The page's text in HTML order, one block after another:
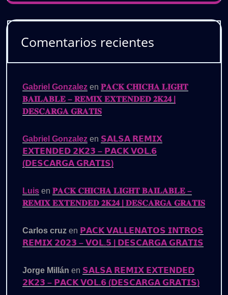
Comentarios recientes
Gabriel Gonzalez en 𝐏𝐀𝐂𝐊 𝐂𝐇𝐈𝐂𝐇𝐀 𝐋𝐈𝐆𝐇𝐓
𝐁𝐀𝐈𝐋𝐀𝐁𝐋𝐄 – 𝐑𝐄𝐌𝐈𝐗 𝐄𝐗𝐓𝐄𝐍𝐃𝐄𝐃 𝟐𝐊𝟐𝟒 |
𝐃𝐄𝐒𝐂𝐀𝐑𝐆𝐀 𝐆𝐑𝐀𝐓𝐈𝐒
Gabriel Gonzalez en 𝗦𝗔𝗟𝗦𝗔 𝗥𝗘𝗠𝗜𝗫
𝗘𝗫𝗧𝗘𝗡𝗗𝗘𝗗 𝟮𝗞𝟮𝟯 – 𝗣𝗔𝗖𝗞 𝗩𝗢𝗟.𝟲
(𝗗𝗘𝗦𝗖𝗔𝗥𝗚𝗔 𝗚𝗥𝗔𝗧𝗜𝗦)
Luis en 𝐏𝐀𝐂𝐊 𝐂𝐇𝐈𝐂𝐇𝐀 𝐋𝐈𝐆𝐇𝐓 𝐁𝐀𝐈𝐋𝐀𝐁𝐋𝐄 –
𝐑𝐄𝐌𝐈𝐗 𝐄𝐗𝐓𝐄𝐍𝐃𝐄𝐃 𝟐𝐊𝟐𝟒 | 𝐃𝐄𝐒𝐂𝐀𝐑𝐆𝐀 𝐆𝐑𝐀𝐓𝐈𝐒
Carlos cruz en 𝗣𝗔𝗖𝗞 𝗩𝗔𝗟𝗟𝗘𝗡𝗔𝗧𝗢𝗦 𝗜𝗡𝗧𝗥𝗢𝗦
𝗥𝗘𝗠𝗜𝗫 𝟮𝟬𝟮𝟯 – 𝗩𝗢𝗟.𝟱 | 𝗗𝗘𝗦𝗖𝗔𝗥𝗚𝗔 𝗚𝗥𝗔𝗧𝗜𝗦
Jorge Millán en 𝗦𝗔𝗟𝗦𝗔 𝗥𝗘𝗠𝗜𝗫 𝗘𝗫𝗧𝗘𝗡𝗗𝗘𝗗
𝟮𝗞𝟮𝟯 – 𝗣𝗔𝗖𝗞 𝗩𝗢𝗟.𝟲 (𝗗𝗘𝗦𝗖𝗔𝗥𝗚𝗔 𝗚𝗥𝗔𝗧𝗜𝗦)